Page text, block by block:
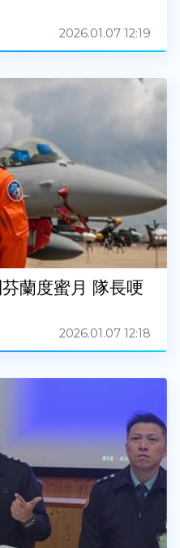
2026.01.07 12:19
蘭度蜜月 隊長哽
2026.01.07 12:18